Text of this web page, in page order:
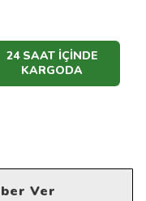
24 SAAT İÇİNDE
KARGODA
Ver